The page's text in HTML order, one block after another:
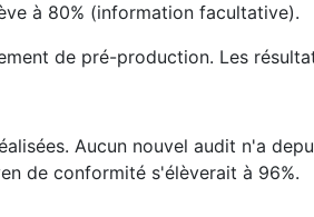
à 80% (information facultative).
de pré-production. Les
Aucun nouvel audit n'a
de conformité s'élèverait à 96%.